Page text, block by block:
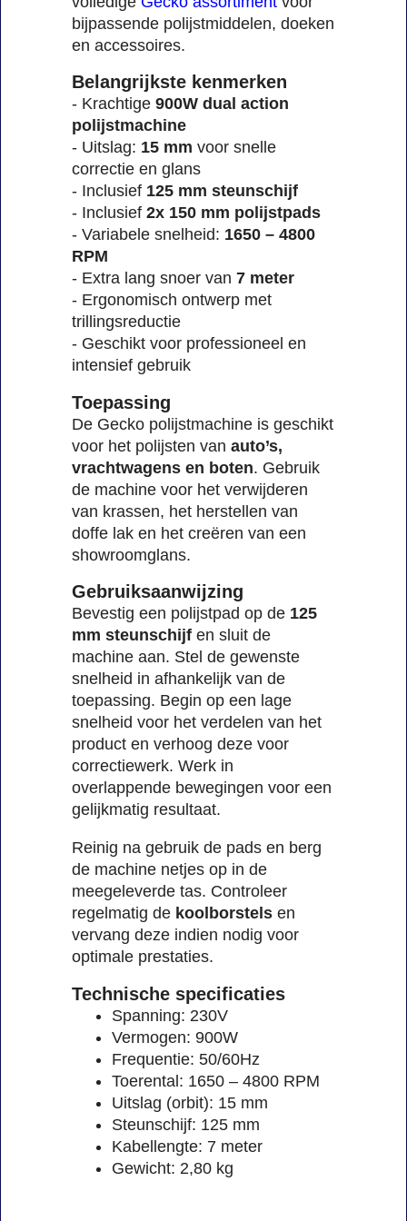
bijpassende polijstmiddelen, doeken
en accessoires.
Belangrijkste kenmerken
- Krachtige 900W dual action
polijstmachine
- Uitslag: 15 mm voor snelle
correctie en glans
- Inclusief 125 mm steunschijf
- Inclusief 2x 150 mm polijstpads
- Variabele snelheid: 1650 – 4800
RPM
- Extra lang snoer van 7 meter
- Ergonomisch ontwerp met
trillingsreductie
- Geschikt voor professioneel en
intensief gebruik
Toepassing
De Gecko polijstmachine is geschikt
voor het polijsten van auto’s,
vrachtwagens en boten. Gebruik
de machine voor het verwijderen
van krassen, het herstellen van
doffe lak en het creëren van een
showroomglans.
Gebruiksaanwijzing
Bevestig een polijstpad op de 125
mm steunschijf en sluit de
machine aan. Stel de gewenste
snelheid in afhankelijk van de
toepassing. Begin op een lage
snelheid voor het verdelen van het
product en verhoog deze voor
correctiewerk. Werk in
overlappende bewegingen voor een
gelijkmatig resultaat.
Reinig na gebruik de pads en berg
de machine netjes op in de
meegeleverde tas. Controleer
regelmatig de koolborstels en
vervang deze indien nodig voor
optimale prestaties.
Technische specificaties
Spanning: 230V
Vermogen: 900W
Frequentie: 50/60Hz
Toerental: 1650 – 4800 RPM
Uitslag (orbit): 15 mm
Steunschijf: 125 mm
Kabellengte: 7 meter
Gewicht: 2,80 kg